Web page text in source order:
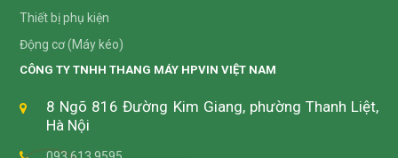
Thiết bị phụ kiện
Động cơ (Máy kéo)
CÔNG TY TNHH THANG MÁY HPVIN VIỆT NAM
8 Ngõ 816 Đường Kim Giang, phường Thanh Liệt,
Hà Nội